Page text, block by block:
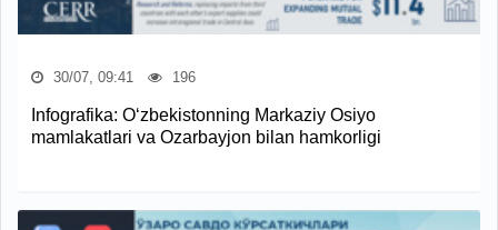
30/07, 09:41 196
Infografika: O‘zbekistonning Markaziy Osiyo
mamlakatlari va Ozarbayjon bilan hamkorligi